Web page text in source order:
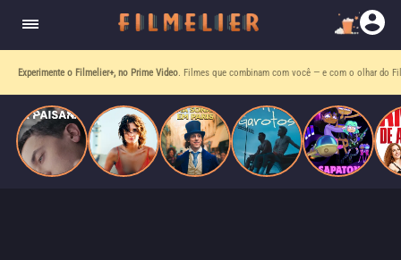
Experimente o Filmelier+, no Prime Video . Filmes que combinam com você — e com o olhar do
quando se apaixona por um de seus alvos.